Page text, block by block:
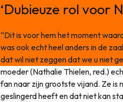
‘Dubieuze rol voor
“Dit is voor hem het moment
was ook echt heel anders in de
dat wil niet zeggen dat we u niet
moeder (Nathalie Thielen, red.)
fan naar zijn grootste vijand. Ze is
geslingerd heeft en dat niet kan